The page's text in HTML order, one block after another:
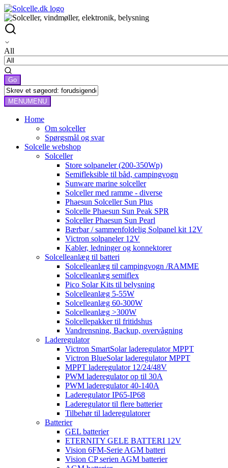
All
MENUMENU
Home
Om solceller
Spørgsmål og svar
Solcelle webshop
Solceller
Store solpaneler (200-350Wp)
Semifleksible til båd, campingvogn
Sunware marine solceller
Solceller med ramme - diverse
Phaesun Solceller Sun Plus
Solcelle Phaesun Sun Peak SPR
Solceller Phaesun Sun Pearl
Bærbar / sammenfoldelig Solpanel kit 12V
Victron solpaneler 12V
Kabler, ledninger og konnektorer
Solcelleanlæg til batteri
Solcelleanlæg til campingvogn /RAMME
Solcelleanlæg semiflex
Pico Solar Kits til belysning
Solcelleanlæg 5-55W
Solcelleanlæg 60-300W
Solcelleanlæg >300W
Solcellepakker til fritidshus
Vandrensning, Backup, overvågning
Laderegulator
Victron SmartSolar laderegulator MPPT
Victron BlueSolar laderegulator MPPT
MPPT laderegulator 12/24/48V
PWM laderegulator op til 30A
PWM laderegulator 40-140A
Laderegulator IP65-IP68
Laderegulator til flere batterier
Tilbehør til laderegulatorer
Batterier
GEL batterier
ETERNITY GELE BATTERI 12V
Vision 6FM-Serie AGM batteri
Vision CP serien AGM batterier